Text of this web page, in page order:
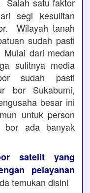
segi kesulitan
Wilayah tanah
sudah pasti
dari medan
sulitnya media
sudah pasti
bor Sukabumi,
besar ini
untuk person
bor ada banyak
satelit yang
pelayanan
temukan disini